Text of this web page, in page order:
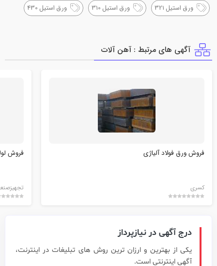
ورق استیل 321 ورق استیل 310 ورق استیل 430
آگهی های مرتبط : آهن آلات
فروش ورق فولاد آلیاژی
کسری
فروش
درج آگهی در نیازپرداز
یکی از بهترین و ارزان ترین روش های تبلیغات در اینترنت،
آگهی اینترنتی است.